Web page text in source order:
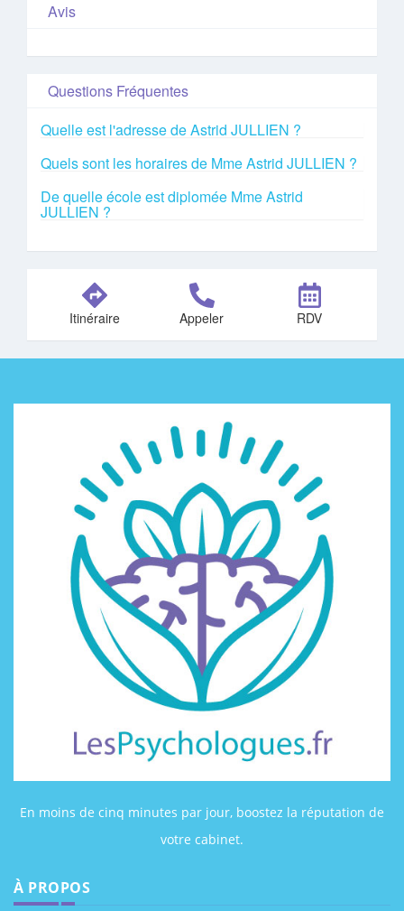
Avis
Questions Fréquentes
Quelle est l'adresse de Astrid JULLIEN ?
Quels sont les horaires de Mme Astrid JULLIEN ?
De quelle école est diplomée Mme Astrid
JULLIEN ?
Itinéraire Appeler RDV
En moins de cinq minutes par jour, boostez la réputation de
votre cabinet.
À PROPOS